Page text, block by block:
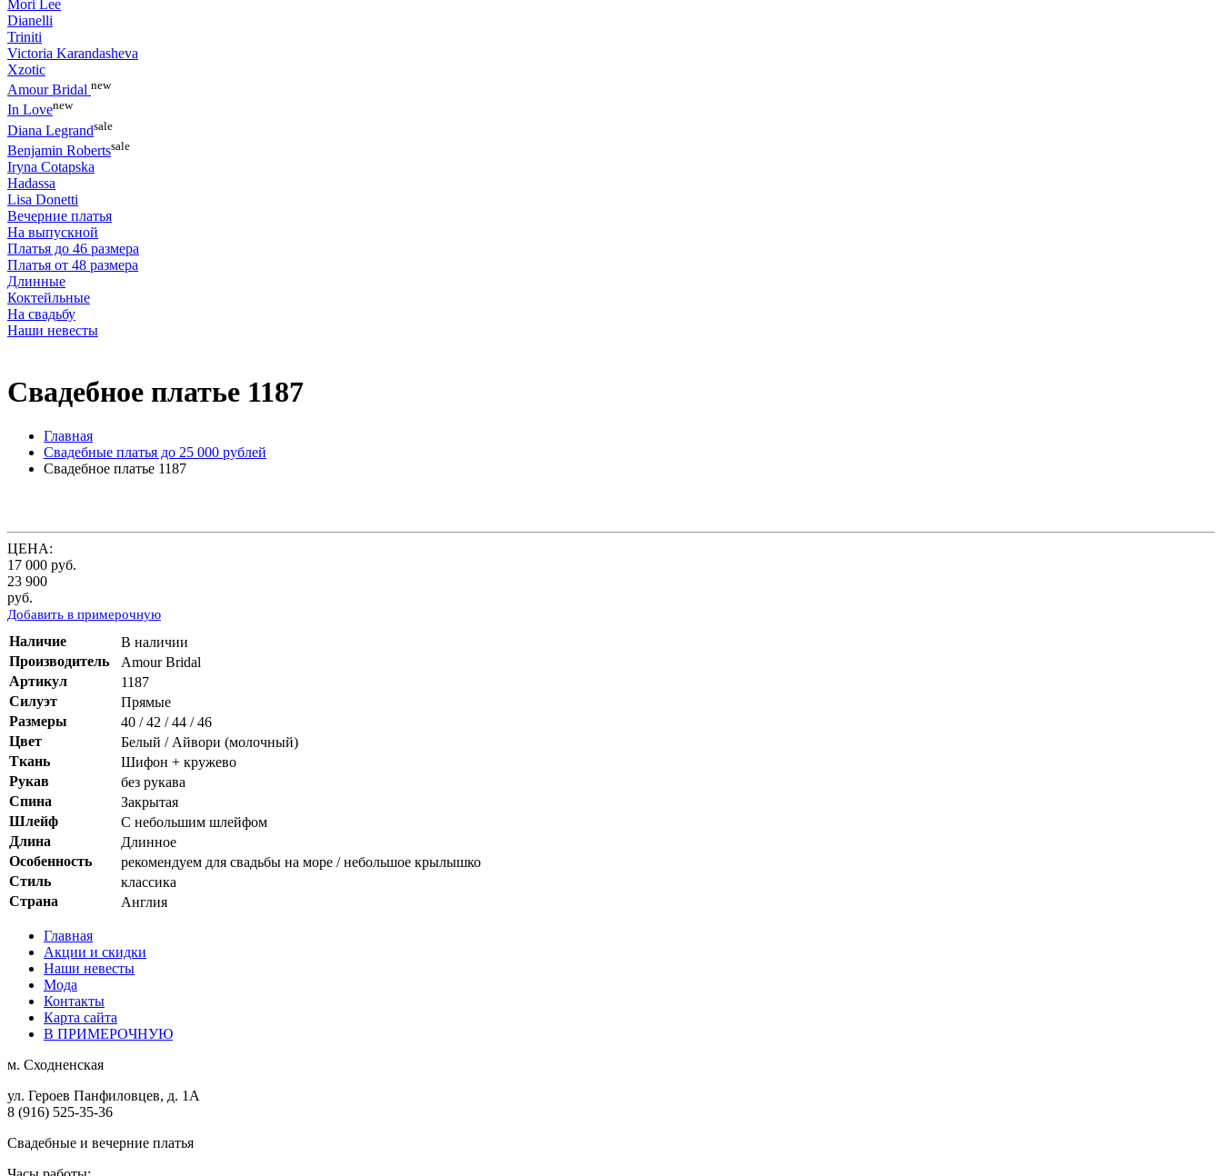
Mori Lee
Dianelli
Triniti
Victoria Karandasheva
Xzotic
Amour Bridal new
In Lovenew
Diana Legrandsale
Benjamin Robertssale
Iryna Cotapska
Hadassa
Lisa Donetti
Вечерние платья
На выпускной
Платья до 46 размера
Платья от 48 размера
Длинные
Коктейльные
На свадьбу
Наши невесты
Свадебное платье 1187
Главная
Свадебные платья до 25 000 рублей
Свадебное платье 1187
ЦЕНА:
17 000 руб.
23 900
руб.
Добавить в примерочную
Наличие
В наличии
Производитель
Amour Bridal
Артикул
1187
Силуэт
Прямые
Размеры
40 / 42 / 44 / 46
Цвет
Белый / Айвори (молочный)
Ткань
Шифон + кружево
Рукав
без рукава
Спина
Закрытая
Шлейф
С небольшим шлейфом
Длина
Длинное
Особенность
рекомендуем для свадьбы на море / небольшое крылышко
Стиль
классика
Страна
Англия
Главная
Акции и скидки
Наши невесты
Мода
Контакты
Карта сайта
В ПРИМЕРОЧНУЮ
м. Сходненская
ул. Героев Панфиловцев, д. 1А
8 (916) 525-35-36
Свадебные и вечерние платья